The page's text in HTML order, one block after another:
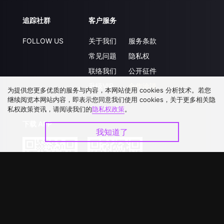
追踪社群
FOLLOW US
客户服务
关于我们
常见问题
联络我们
升级VIP
服务条款
隐私权
公开征件
合作洽談
下载 APP
为提供您更多优质的服务与内容，本网站使用 cookies 分析技术。若您
继续阅览本网站内容，即表示您同意我们使用 cookies，关于更多相关隐
私权政策资讯，请阅读我们的隐私权政策。
我知道了